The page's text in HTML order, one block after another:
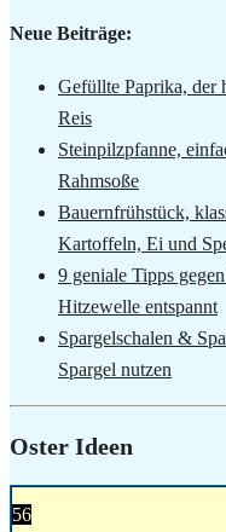
Neue Beiträge:
Gefüllte Paprika, der
Reis
Steinpilzpfanne,
Rahmsoße
Bauernfrühstück,
Kartoffeln, Ei und
9 geniale Tipps
Hitzewelle entspannt
Spargelschalen &
Spargel nutzen
Oster Ideen
56